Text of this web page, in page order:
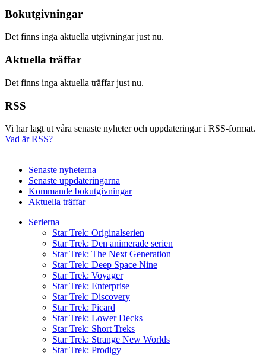
Bokutgivningar
Det finns inga aktuella utgivningar just nu.
Aktuella träffar
Det finns inga aktuella träffar just nu.
RSS
Vi har lagt ut våra senaste nyheter och uppdateringar i RSS-format.
Vad är RSS?
Senaste nyheterna
Senaste uppdateringarna
Kommande bokutgivningar
Aktuella träffar
Serierna
Star Trek: Originalserien
Star Trek: Den animerade serien
Star Trek: The Next Generation
Star Trek: Deep Space Nine
Star Trek: Voyager
Star Trek: Enterprise
Star Trek: Discovery
Star Trek: Picard
Star Trek: Lower Decks
Star Trek: Short Treks
Star Trek: Strange New Worlds
Star Trek: Prodigy